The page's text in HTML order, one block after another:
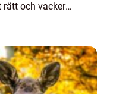
rätt och vackert